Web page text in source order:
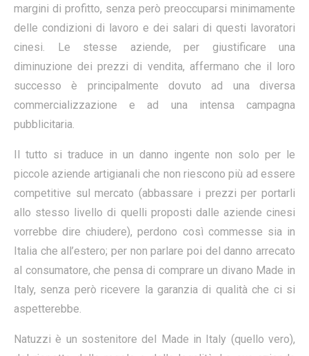
margini di profitto, senza però preoccuparsi minimamente
delle condizioni di lavoro e dei salari di questi lavoratori
cinesi. Le stesse aziende, per giustificare una
diminuzione dei prezzi di vendita, affermano che il loro
successo è principalmente dovuto ad una diversa
commercializzazione e ad una intensa campagna
pubblicitaria.
Il tutto si traduce in un danno ingente non solo per le
piccole aziende artigianali che non riescono più ad essere
competitive sul mercato (abbassare i prezzi per portarli
allo stesso livello di quelli proposti dalle aziende cinesi
vorrebbe dire chiudere), perdono così commesse sia in
Italia che all’estero; per non parlare poi del danno arrecato
al consumatore, che pensa di comprare un divano Made in
Italy, senza però ricevere la garanzia di qualità che ci si
aspetterebbe.
Natuzzi è un sostenitore del Made in Italy (quello vero),